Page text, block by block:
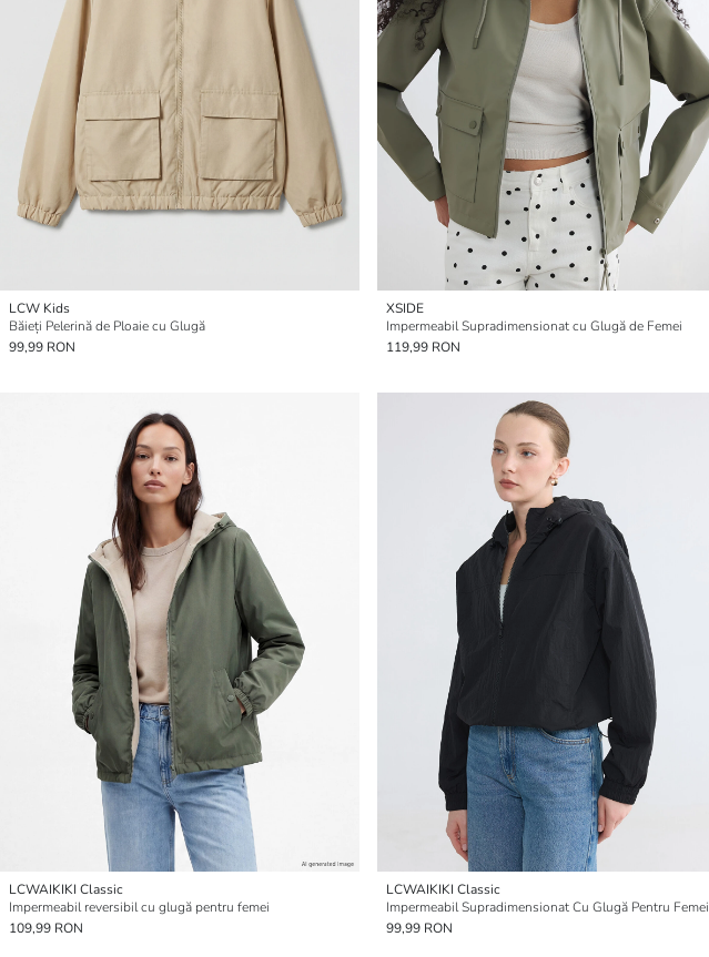
LCW Kids
Băieți Pelerină de Ploaie cu Glugă
99,99 RON
XSIDE
Impermeabil Supradimensionat cu Glugă de Femei
119,99 RON
LCWAIKIKI Classic
Impermeabil reversibil cu glugă pentru femei
109,99 RON
LCWAIKIKI Classic
Impermeabil Supradimensionat Cu Glugă Pentru Femei
99,99 RON